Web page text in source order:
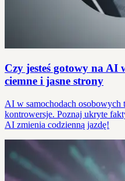
Czy jesteś gotowy na AI
ciemne i jasne strony
AI w samochodach osobowych
kontrowersje. Poznaj ukryte
AI zmienia codzienną jazdę!